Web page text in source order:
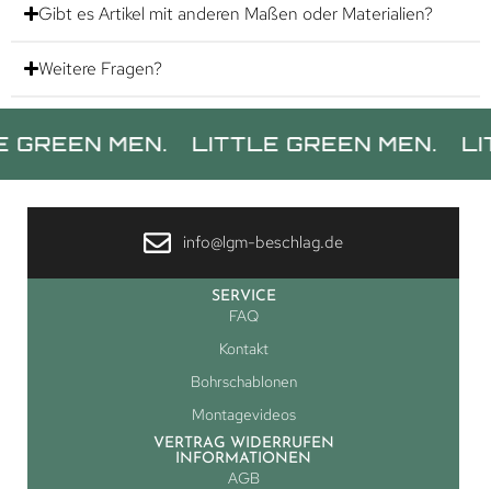
Gibt es Artikel mit anderen Maßen oder Materialien?
Weitere Fragen?
MEN. LITTLE GREEN MEN. LITTLE
info@lgm-beschlag.de
SERVICE
FAQ
Kontakt
Bohrschablonen
Montagevideos
VERTRAG WIDERRUFEN
INFORMATIONEN
AGB